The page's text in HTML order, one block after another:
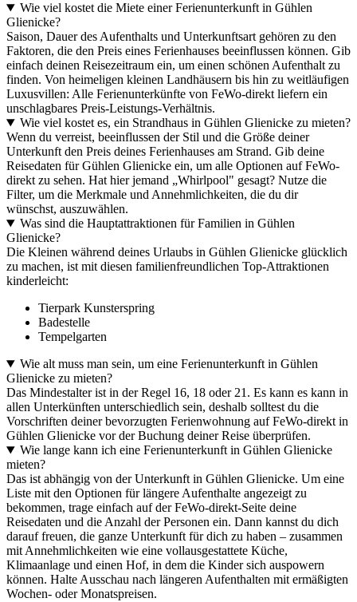
Wie viel kostet die Miete einer Ferienunterkunft in Gühlen
Glienicke?
Saison, Dauer des Aufenthalts und Unterkunftsart gehören zu den
Faktoren, die den Preis eines Ferienhauses beeinflussen können. Gib
einfach deinen Reisezeitraum ein, um einen schönen Aufenthalt zu
finden. Von heimeligen kleinen Landhäusern bis hin zu weitläufigen
Luxusvillen: Alle Ferienunterkünfte von FeWo-direkt liefern ein
unschlagbares Preis-Leistungs-Verhältnis.
Wie viel kostet es, ein Strandhaus in Gühlen Glienicke zu mieten?
Wenn du verreist, beeinflussen der Stil und die Größe deiner
Unterkunft den Preis deines Ferienhauses am Strand. Gib deine
Reisedaten für Gühlen Glienicke ein, um alle Optionen auf FeWo-
direkt zu sehen. Hat hier jemand „Whirlpool" gesagt? Nutze die
Filter, um die Merkmale und Annehmlichkeiten, die du dir
wünschst, auszuwählen.
Was sind die Hauptattraktionen für Familien in Gühlen
Glienicke?
Die Kleinen während deines Urlaubs in Gühlen Glienicke glücklich
zu machen, ist mit diesen familienfreundlichen Top-Attraktionen
kinderleicht:
Tierpark Kunsterspring
Badestelle
Tempelgarten
Wie alt muss man sein, um eine Ferienunterkunft in Gühlen
Glienicke zu mieten?
Das Mindestalter ist in der Regel 16, 18 oder 21. Es kann es kann in
allen Unterkünften unterschiedlich sein, deshalb solltest du die
Vorschriften deiner bevorzugten Ferienwohnung auf FeWo-direkt in
Gühlen Glienicke vor der Buchung deiner Reise überprüfen.
Wie lange kann ich eine Ferienunterkunft in Gühlen Glienicke
mieten?
Das ist abhängig von der Unterkunft in Gühlen Glienicke. Um eine
Liste mit den Optionen für längere Aufenthalte angezeigt zu
bekommen, trage einfach auf der FeWo-direkt-Seite deine
Reisedaten und die Anzahl der Personen ein. Dann kannst du dich
darauf freuen, die ganze Unterkunft für dich zu haben – zusammen
mit Annehmlichkeiten wie eine vollausgestattete Küche,
Klimaanlage und einen Hof, in dem die Kinder sich auspowern
können. Halte Ausschau nach längeren Aufenthalten mit ermäßigten
Wochen- oder Monatspreisen.